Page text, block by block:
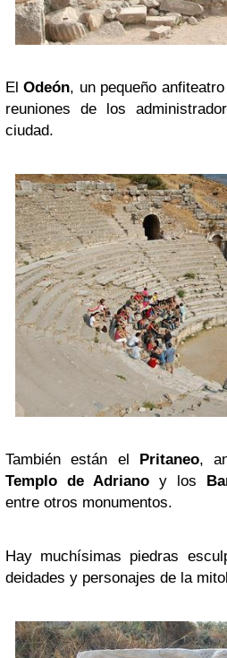
ElOdeón, un pequeño
reuniones de los
ciudad.
También están el Pritaneo,
Templo de Adriano y los
entre otros monumentos.
Hay muchísimas piedras
deidades y personajes de la